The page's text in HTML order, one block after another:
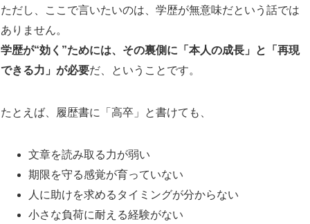
ただし、ここで言いたいのは、学歴が無意味だという話では
ありません。
学歴が“効く”ためには、その裏側に「本人の成長」と「再現
できる力」が必要だ、ということです。
たとえば、履歴書に「高卒」と書けても、
文章を読み取る力が弱い
期限を守る感覚が育っていない
人に助けを求めるタイミングが分からない
小さな負荷に耐える経験がない